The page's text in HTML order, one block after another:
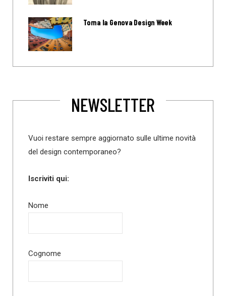
Torna la Genova Design Week
NEWSLETTER
Vuoi restare sempre aggiornato sulle ultime novità
del design contemporaneo?
Iscriviti qui:
Nome
Cognome